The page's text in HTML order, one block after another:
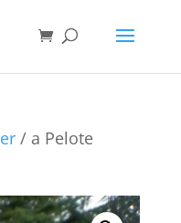
/ a Pelote